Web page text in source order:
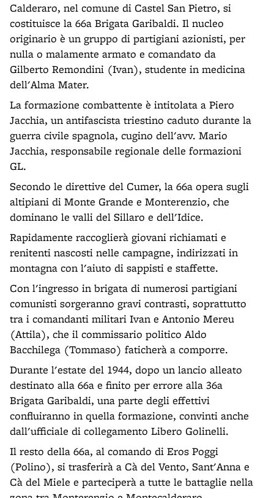
Calderaro, nel comune di Castel San Pietro, si
costituisce la 66a Brigata Garibaldi. Il nucleo
originario è un gruppo di partigiani azionisti, per
nulla o malamente armato e comandato da
Gilberto Remondini (Ivan), studente in medicina
dell'Alma Mater.
La formazione combattente è intitolata a Piero
Jacchia, un antifascista triestino caduto durante la
guerra civile spagnola, cugino dell'avv. Mario
Jacchia, responsabile regionale delle formazioni
GL.
Secondo le direttive del Cumer, la 66a opera sugli
altipiani di Monte Grande e Monterenzio, che
dominano le valli del Sillaro e dell'Idice.
Rapidamente raccoglierà giovani richiamati e
renitenti nascosti nelle campagne, indirizzati in
montagna con l'aiuto di sappisti e staffette.
Con l'ingresso in brigata di numerosi partigiani
comunisti sorgeranno gravi contrasti, soprattutto
tra i comandanti militari Ivan e Antonio Mereu
(Attila), che il commissario politico Aldo
Bacchilega (Tommaso) faticherà a comporre.
Durante l'estate del 1944, dopo un lancio alleato
destinato alla 66a e finito per errore alla 36a
Brigata Garibaldi, una parte degli effettivi
confluiranno in quella formazione, convinti anche
dall'ufficiale di collegamento Libero Golinelli.
Il resto della 66a, al comando di Eros Poggi
(Polino), si trasferirà a Cà del Vento, Sant'Anna e
Cà del Miele e parteciperà a tutte le battaglie nella